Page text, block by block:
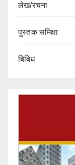
लेख/रचना
पुस्तक समिक्षा
बिबिध